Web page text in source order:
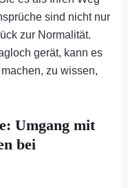
sind nicht nur
zur Normalität.
gerät, kann es
zu wissen,
Umgang mit
bei